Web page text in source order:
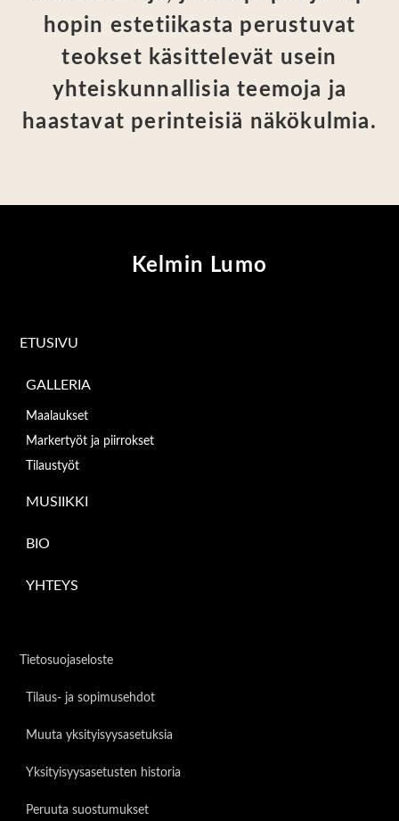
hopin estetiikasta perustuvat
teokset käsittelevät usein
yhteiskunnallisia teemoja ja
haastavat perinteisiä näkökulmia.
Kelmin Lumo
ETUSIVU
GALLERIA
Maalaukset
Markertyöt ja piirrokset
Tilaustyöt
MUSIIKKI
BIO
YHTEYS
Tietosuojaseloste
Tilaus- ja sopimusehdot
Muuta yksityisyysasetuksia
Yksityisyysasetusten historia
Peruuta suostumukset